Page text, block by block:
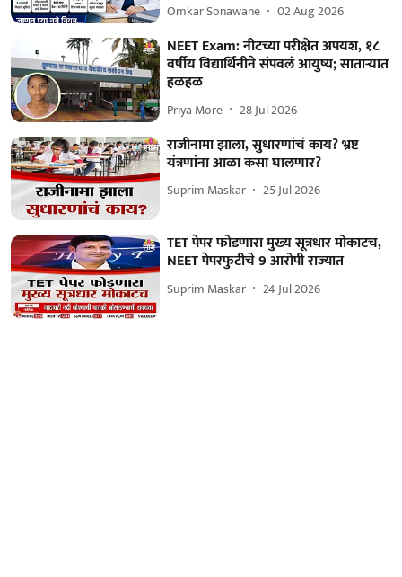
Omkar Sonawane 02 Aug 2026
NEET Exam: नीटच्या परीक्षेत अपयश, १८
वर्षीय विद्यार्थिनीने संपवलं आयुष्य; साताऱ्यात
हळहळ
Priya More 28 Jul 2026
राजीनामा झाला, सुधारणांचं काय? भ्रष्ट
यंत्रणांना आळा कसा घालणार?
Suprim Maskar 25 Jul 2026
TET पेपर फोडणारा मुख्य सूत्रधार मोकाटच,
NEET पेपरफुटीचे 9 आरोपी राज्यात
Suprim Maskar 24 Jul 2026